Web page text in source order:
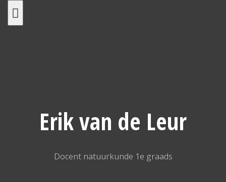
naar
Erik van de Leur
Docent natuurkunde 1e graads